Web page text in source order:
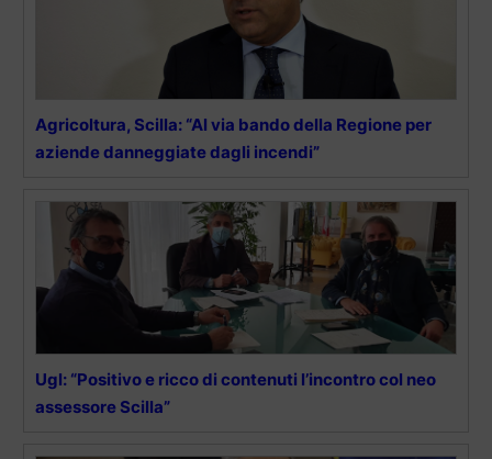
Agricoltura, Scilla: “Al via bando della Regione per
aziende danneggiate dagli incendi”
Ugl: “Positivo e ricco di contenuti l’incontro col neo
assessore Scilla”